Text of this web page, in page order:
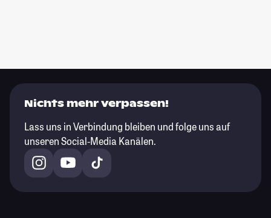
Nichts mehr verpassen!
Lass uns in Verbindung bleiben und folge uns auf
unseren Social-Media Kanälen.